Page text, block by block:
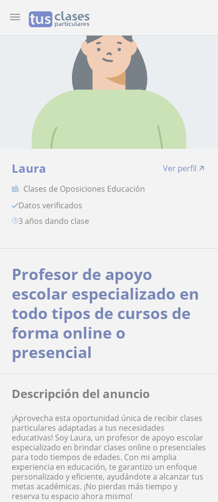
Laura
Ver perfil
Clases de Oposiciones Educación
Datos verificados
3 años dando clase
Profesor de apoyo
escolar especializado en
todo tipos de cursos de
forma online o
presencial
Descripción del anuncio
¡Aprovecha esta oportunidad única de recibir clases
particulares adaptadas a tus necesidades
educativas! Soy Laura, un profesor de apoyo escolar
especializado en brindar clases online o presenciales
para todo tiempos de edades. Con mi amplia
experiencia en educación, te garantizo un enfoque
personalizado y eficiente, ayudándote a alcanzar tus
metas académicas. ¡No pierdas más tiempo y
reserva tu espacio ahora mismo!